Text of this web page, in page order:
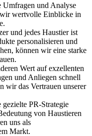
Umfragen und ⁤Analyse
wertvolle Einblicke⁢ in
und jedes Haustier ist
personalisieren und
können wir ‍eine starke
Wert‌ auf exzellenten
​und Anliegen‍ schnell
wir ⁢das Vertrauen unserer
gezielte PR-Strategie
von Haustieren
uns als
Markt.